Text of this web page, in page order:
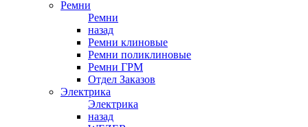
Ремни
Ремни
назад
Ремни клиновые
Ремни поликлиновые
Ремни ГРМ
Отдел Заказов
Электрика
Электрика
назад